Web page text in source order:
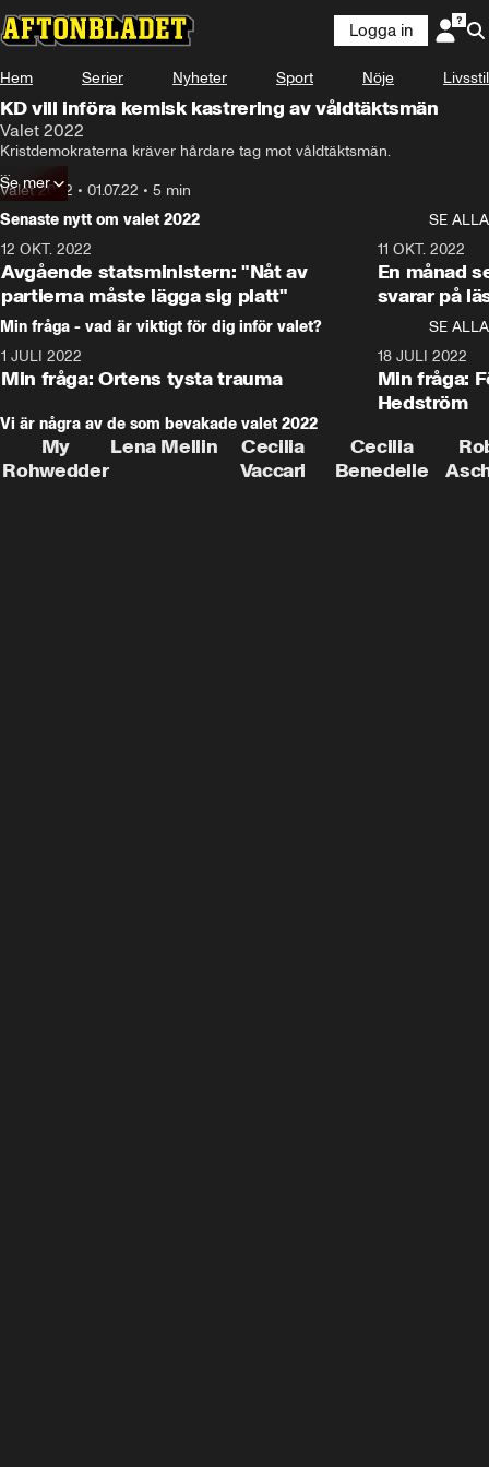
Logga in
Hem Serier Nyheter Sport Nöje Livsstil
KD vill införa kemisk kastrering av våldtäktsmän
Valet 2022
Kristdemokraterna kräver hårdare tag mot våldtäktsmän.
Nu vill partiet kunna kemisk kastrera sexbrottslingar innan de släpps ut
ur fängelset.
– En våldtäktsman, ska han kliva utanför fängelsemurarna ska han
vara kemisk kastrerad, säger Ebba Busch till Aftonbladet.
Valet 2022 • 01.07.22 • 5 min
Se mer
Senaste nytt om valet 2022
SE ALLA
12 OKT. 2022
Avgående statsministern: "Nåt av
partierna måste lägga sig platt"
11 OKT. 2022
En månad
svarar på
Min fråga - vad är viktigt för dig inför valet?
SE ALLA
1 JULI 2022
Min fråga: Ortens tysta trauma
18 JULI 2022
Min fråga:
Hedström
Vi är några av de som bevakade valet 2022
My
Rohwedder
Lena Mellin
Cecilia
Vaccari
Cecilia
Benedelle